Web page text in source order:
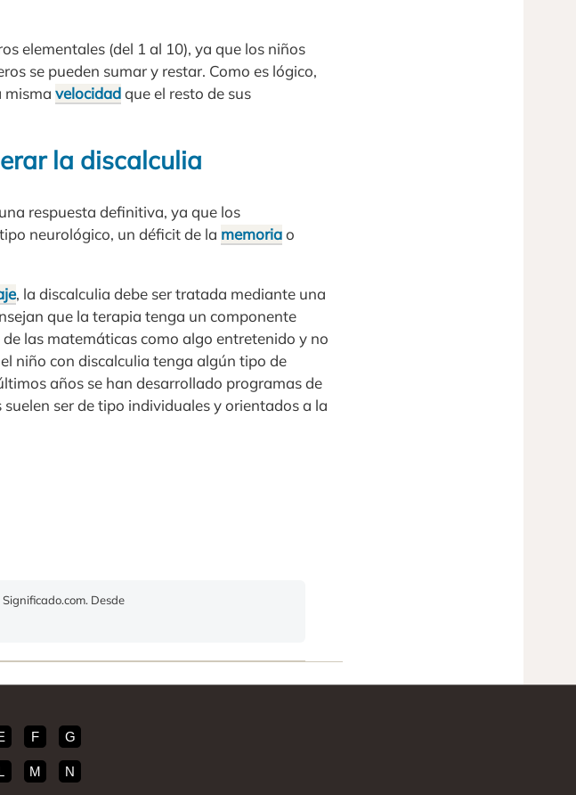
elementales (del 1 al 10), ya que los niños
se pueden sumar y restar. Como es lógico,
misma velocidadque el resto de sus
la discalculia
respuesta definitiva, ya que los
neurológico, un déficit de la memoriao
, la discalculia debe ser tratada mediante una
que la terapia tenga un componente
las matemáticas como algo entretenido y no
niño con discalculia tenga algún tipo de
años se han desarrollado programas de
ser de tipo individuales y orientados a la
Significado.com. Desde
F G
M N